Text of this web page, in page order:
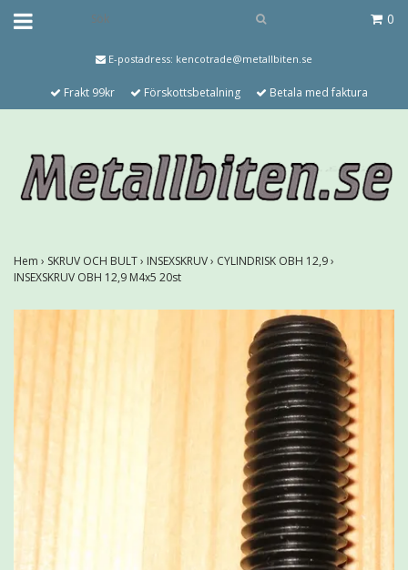
0
E-postadress: kencotrade@metallbiten.se
Frakt 99kr Förskottsbetalning Betala med faktura
Hem › SKRUV OCH BULT› INSEXSKRUV› CYLINDRISK OBH 12,9›
INSEXSKRUV OBH 12,9 M4x5 20st